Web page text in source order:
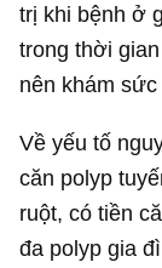
trị khi bệnh ở
trong thời
nên khám
Về yếu tố
căn polyp
ruột, có tiền
đa polyp gia